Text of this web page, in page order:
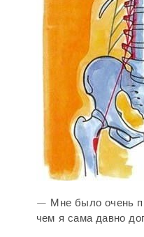
— Мне было очень
чем я сама давно